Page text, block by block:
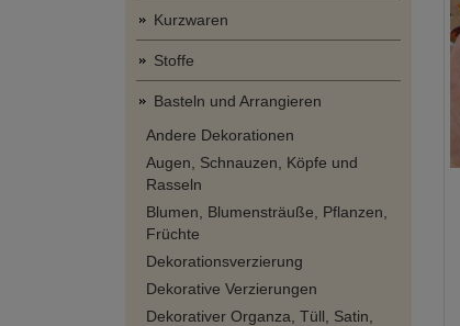
Kurzwaren
Stoffe
Basteln und Arrangieren
Andere Dekorationen
Augen, Schnauzen, Köpfe und
Rasseln
Blumen, Blumensträuße, Pflanzen,
Früchte
Dekorationsverzierung
Dekorative Verzierungen
Dekorativer Organza, Tüll, Satin,